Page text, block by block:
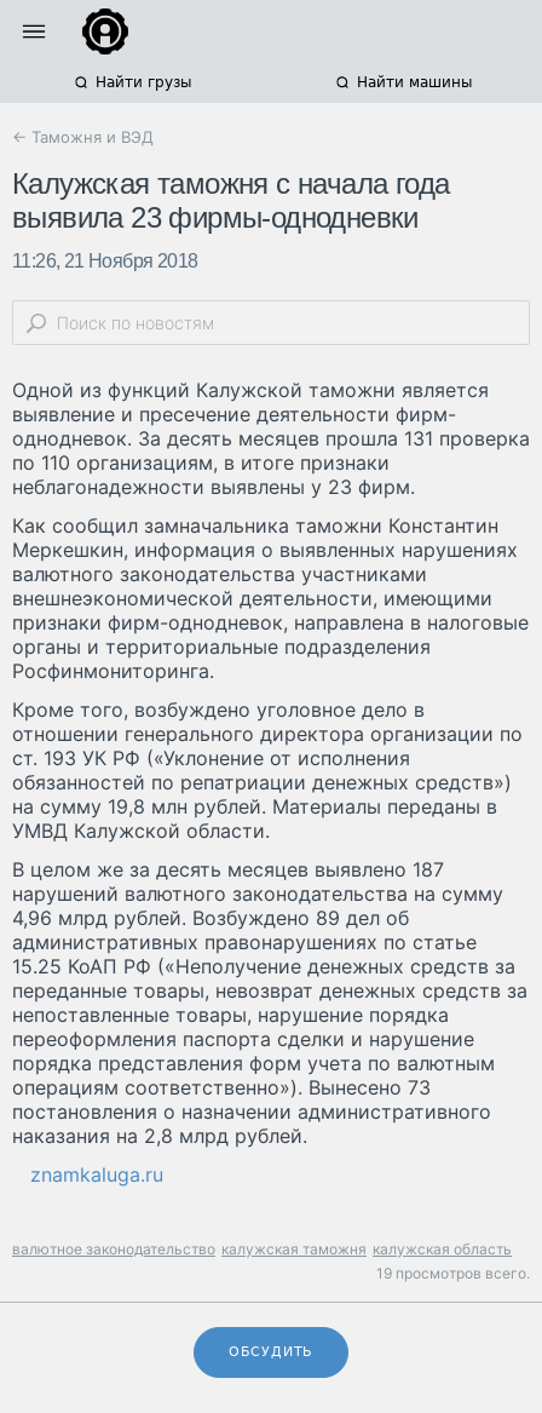
Найти грузы Найти машины
← Таможня и ВЭД
Калужская таможня с начала года
выявила 23 фирмы-однодневки
11:26, 21 Ноября 2018
Одной из функций Калужской таможни является
выявление и пресечение деятельности фирм-
однодневок. За десять месяцев прошла 131 проверка
по 110 организациям, в итоге признаки
неблагонадежности выявлены у 23 фирм.
Как сообщил замначальника таможни Константин
Меркешкин, информация о выявленных нарушениях
валютного законодательства участниками
внешнеэкономической деятельности, имеющими
признаки фирм-однодневок, направлена в налоговые
органы и территориальные подразделения
Росфинмониторинга.
Кроме того, возбуждено уголовное дело в
отношении генерального директора организации по
ст. 193 УК РФ («Уклонение от исполнения
обязанностей по репатриации денежных средств»)
на сумму 19,8 млн рублей. Материалы переданы в
УМВД Калужской области.
В целом же за десять месяцев выявлено 187
нарушений валютного законодательства на сумму
4,96 млрд рублей. Возбуждено 89 дел об
административных правонарушениях по статье
15.25 КоАП РФ («Неполучение денежных средств за
переданные товары, невозврат денежных средств за
непоставленные товары, нарушение порядка
переоформления паспорта сделки и нарушение
порядка представления форм учета по валютным
операциям соответственно»). Вынесено 73
постановления о назначении административного
наказания на 2,8 млрд рублей.
znamkaluga.ru
валютное законодательство калужская таможня калужская область
19 просмотров всего.
ОБСУДИТЬ